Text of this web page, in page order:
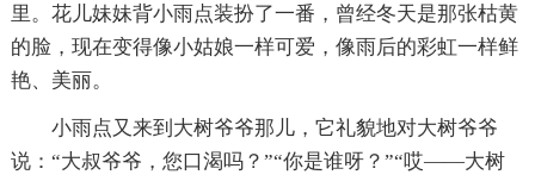
里。花儿妹妹背小雨点装扮了一番，曾经冬天是那张枯黄
的脸，现在变得像小姑娘一样可爱，像雨后的彩虹一样鲜
艳、美丽。
小雨点又来到大树爷爷那儿，它礼貌地对大树爷爷
说：“大叔爷爷，您口渴吗？”“你是谁呀？”“哎——大树